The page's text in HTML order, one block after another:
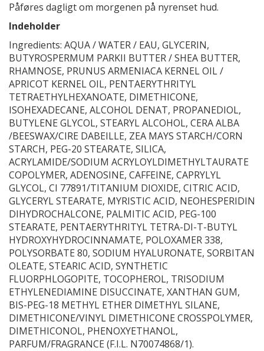
Påføres dagligt om morgenen på nyrenset hud.
Indeholder
Ingredients: AQUA / WATER / EAU, GLYCERIN,
BUTYROSPERMUM PARKII BUTTER / SHEA BUTTER,
RHAMNOSE, PRUNUS ARMENIACA KERNEL OIL /
APRICOT KERNEL OIL, PENTAERYTHRITYL
TETRAETHYLHEXANOATE, DIMETHICONE,
ISOHEXADECANE, ALCOHOL DENAT, PROPANEDIOL,
BUTYLENE GLYCOL, STEARYL ALCOHOL, CERA ALBA
/BEESWAX/CIRE DABEILLE, ZEA MAYS STARCH/CORN
STARCH, PEG-20 STEARATE, SILICA,
ACRYLAMIDE/SODIUM ACRYLOYLDIMETHYLTAURATE
COPOLYMER, ADENOSINE, CAFFEINE, CAPRYLYL
GLYCOL, CI 77891/TITANIUM DIOXIDE, CITRIC ACID,
GLYCERYL STEARATE, MYRISTIC ACID, NEOHESPERIDIN
DIHYDROCHALCONE, PALMITIC ACID, PEG-100
STEARATE, PENTAERYTHRITYL TETRA-DI-T-BUTYL
HYDROXYHYDROCINNAMATE, POLOXAMER 338,
POLYSORBATE 80, SODIUM HYALURONATE, SORBITAN
OLEATE, STEARIC ACID, SYNTHETIC
FLUORPHLOGOPITE, TOCOPHEROL, TRISODIUM
ETHYLENEDIAMINE DISUCCINATE, XANTHAN GUM,
BIS-PEG-18 METHYL ETHER DIMETHYL SILANE,
DIMETHICONE/VINYL DIMETHICONE CROSSPOLYMER,
DIMETHICONOL, PHENOXYETHANOL,
PARFUM/FRAGRANCE (F.I.L. N70074868/1).